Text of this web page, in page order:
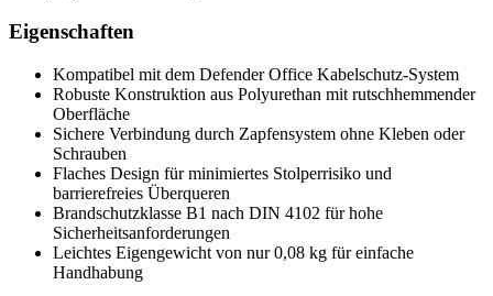
Eigenschaften
Kompatibel mit dem Defender Office Kabelschutz-System
Robuste Konstruktion aus Polyurethan mit rutschhemmender
Oberfläche
Sichere Verbindung durch Zapfensystem ohne Kleben oder
Schrauben
Flaches Design für minimiertes Stolperrisiko und
barrierefreies Überqueren
Brandschutzklasse B1 nach DIN 4102 für hohe
Sicherheitsanforderungen
Leichtes Eigengewicht von nur 0,08 kg für einfache
Handhabung